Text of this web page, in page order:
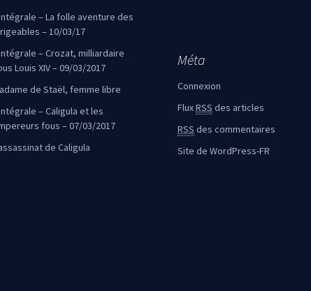
– La folle aventure des
– 10/03/17
– Crozat, milliardaire
Louis XIV – 09/03/2017
de Staël, femme libre
– Caligula et les
fous – 07/03/2017
de Caligula
Méta
Connexion
FluxRSS des articles
RSS des commentaires
Site de WordPress-FR